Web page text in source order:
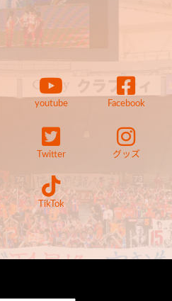
youtube Facebook
Twitter グッズ
TikTok